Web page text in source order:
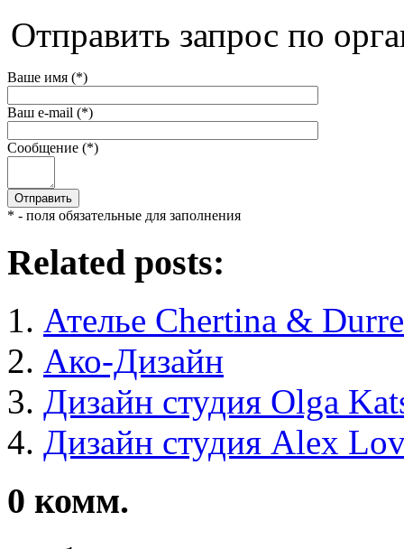
Отправить запрос по
Ваше имя (*)
Ваш e-mail (*)
Сообщение (*)
* - поля обязательные для заполнения
Related posts:
Ателье Chertina &
Ако-Дизайн
Дизайн студия Olga
Дизайн студия Alex
0 комм.